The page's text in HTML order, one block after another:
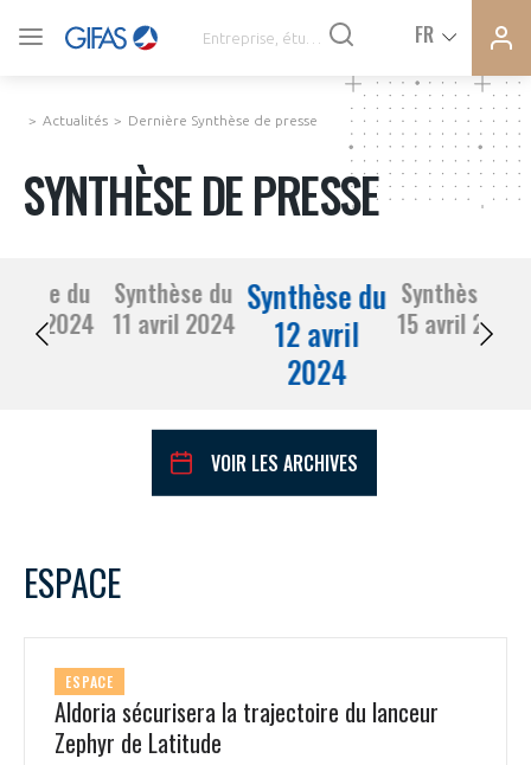
FR
SYNTHÈSE DE PRESSE
COMMUNIQUÉS DE PRESSE
PRÉSENTATION
NOTRE VISION
ORGANISATION
Actualités Dernière Synthèse de presse
SYNTHÈSE DE PRESSE
du
10 avril 2024
Synthèse du
11 avril 2024
Synthèse du
12 avril
2024
Synthèse du
15 avril 2024
VOIR LES ARCHIVES
1 2 3 4 5 6
7
22
23
ESPACE
ESPACE
Aldoria sécurisera la trajectoire du lanceur
Zephyr de Latitude
VOUS ÊTES ADHÉRENTS
PAS ENCORE ADHÉRENT ?
Rejoignez une filière d’excellence et développez
DEMANDE D’ADHÉSION
Avez-vous un statut de droit français ?